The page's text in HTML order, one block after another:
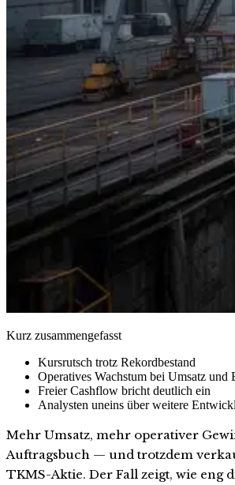
Kurz zusammengefasst
Kursrutsch trotz Rekordbestand
Operatives Wachstum bei Umsatz und
Freier Cashflow bricht deutlich ein
Analysten uneins über weitere
Mehr Umsatz, mehr operativer
Auftragsbuch — und trotzdem
TKMS-Aktie. Der Fall zeigt, wie eng